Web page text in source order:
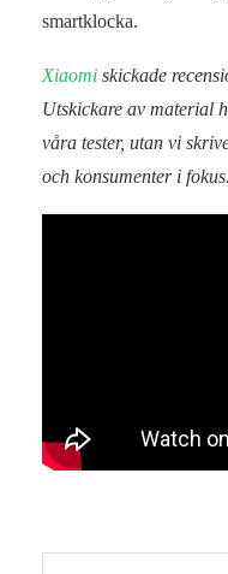
smartklocka.
Xiaomi skickade
Utskickare av material
våra tester, utan vi
och konsumenter i fokus.